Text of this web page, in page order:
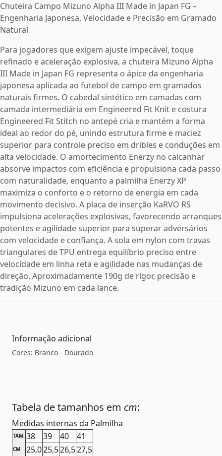
Chuteira Campo Mizuno Alpha III Made in Japan FG –
Engenharia Japonesa, Velocidade e Precisão em Gramado
Natural
Para jogadores que exigem ajuste impecável, toque
refinado e aceleração explosiva, a chuteira Mizuno Alpha
III Made in Japan FG representa o ápice da engenharia
japonesa aplicada ao futebol de campo em gramados
naturais firmes. O cabedal sintético em camadas com
camada intermediária em Engineered Fit Knit e costura
Engineered Fit Stitch no antepé cria e mantém a forma
ideal ao redor do pé, unindo estrutura firme e maciez
superior para controle preciso em dribles e conduções em
alta velocidade. O amortecimento Enerzy no calcanhar
absorve impactos com eficiência e propulsiona cada passo
com naturalidade, enquanto a palmilha Enerzy XP
maximiza o conforto e o retorno de energia em cada
movimento decisivo. A placa de inserção KaRVO RS
impulsiona acelerações explosivas, favorecendo arranques
potentes e agilidade superior para superar adversários
com velocidade e confiança. A sola em nylon com travas
triangulares de TPU entrega equilíbrio preciso entre
velocidade em linha reta e agilidade nas mudanças de
direção. Aproximadamente 190g de rigor, precisão e
tradição Mizuno em cada lance.
Informação adicional
Cores: Branco - Dourado
Tabela de tamanhos em cm:
Medidas internas da Palmilha
TAM. 38 39 40 41
CM 25,025,526,527,5